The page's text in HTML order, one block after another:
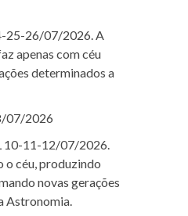
25-26/07/2026. A
apenas com céu
determinados a
07/2026
10-11-12/07/2026.
o céu, produzindo
novas gerações
Astronomia.